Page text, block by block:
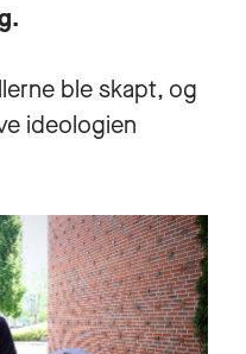
ble skapt, og
ideologien